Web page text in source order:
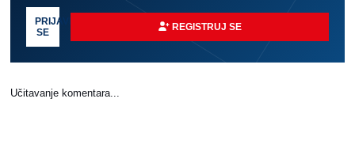
PRIJAVI
SE
REGISTRUJ SE
Učitavanje komentara...